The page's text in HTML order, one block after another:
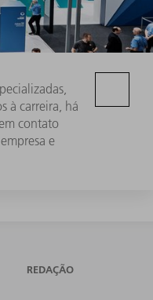
à carreira, há
contato
e
REDAÇÃO